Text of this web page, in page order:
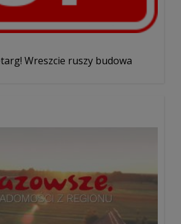
Wreszcie ruszy budowa